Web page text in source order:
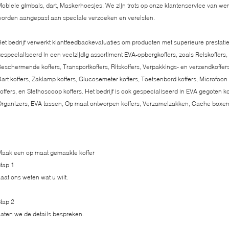
gimbals, dart, Maskerhoesjes. We zijn trots op onze klantenservice van
aangepast aan speciale verzoeken en vereisten.
bedrijf verwerkt klantfeedbackevaluaties om producten met superieure
in een veelzijdig assortiment EVA-opbergkoffers, zoals
koffers, Transportkoffers, Ritskoffers, Verpakkings- en
koffers, Zaklamp koffers, Glucosemeter koffers, Toetsenbord koffers,
en Stethoscoop koffers. Het bedrijf is ook gespecialiseerd in EVA gegoten
EVA tassen, Op maat ontworpen koffers, Verzamelzakken, Cache
een op maat gemaakte koffer
1
ons weten wat u wilt.
2
we de details bespreken.